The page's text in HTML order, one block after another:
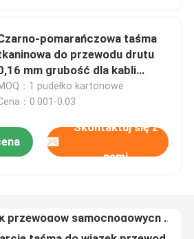
pomarańczowa taśma
do przewodu drutu
mm grubość dla kabli
：1 pudełko kartonowe
：0.001-0.03
Skontaktuj się z
nami
Czarna wiązka przewodów motocyklowych Taśma Odporna na promieniowanie UV Odporna chemicznie
Odporna na tarcie taśma do wiązek przewodów samochodowych Trwała do klejenia samochodów